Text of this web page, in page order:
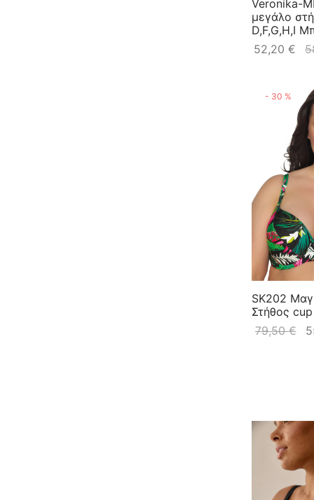
Veronika-
μεγάλο
D,F,G,H,I
52,20 €
- 30 %
SK202
Στήθος
79,50€